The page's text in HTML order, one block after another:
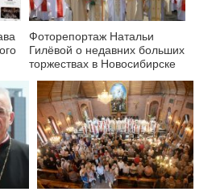
Фоторепортаж Натальи
Гилёвой о недавних больших
торжествах в Новосибирске